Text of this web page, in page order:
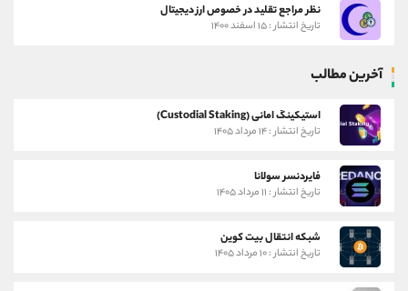
نظر مراجع تقلید در خصوص ارز دیجیتال
تاریخ انتشار : ۱۵ اسفند ۱۴۰۰
آخرین مطالب
استیکینگ امانی (Custodial Staking)
تاریخ انتشار : ۱۴ مرداد ۱۴۰۵
فایردنسر سولانا
تاریخ انتشار : ۱۱ مرداد ۱۴۰۵
شبکه انتقال بیت کوین
تاریخ انتشار : ۱۰ مرداد ۱۴۰۵